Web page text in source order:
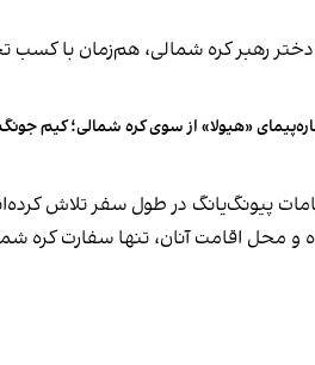
رهبر کره شمالی، هم‌زمان با
«هیولا» از سوی کره شمالی؛ کیم
پیونگ‌یانگ در طول سفر تلاش
و محل اقامت آنان، تنها سفارت کره